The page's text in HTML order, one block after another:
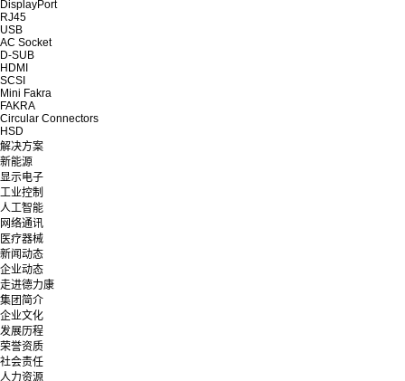
DisplayPort
RJ45
USB
AC Socket
D-SUB
HDMI
SCSI
Mini Fakra
FAKRA
Circular Connectors
HSD
解决方案
新能源
显示电子
工业控制
人工智能
网络通讯
医疗器械
新闻动态
企业动态
走进德力康
集团简介
企业文化
发展历程
荣誉资质
社会责任
人力资源